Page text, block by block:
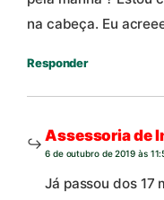
na cabeça. Eu
Responder
Assessoria de
6 de outubro de 2019 às
Já passou dos 17